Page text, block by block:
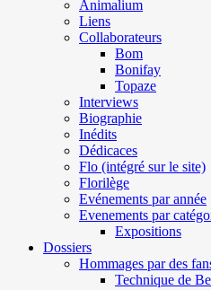
Animalium
Liens
Collaborateurs
Bom
Bonifay
Topaze
Interviews
Biographie
Inédits
Dédicaces
Flo (intégré sur le site)
Florilège
Evénements par année
Evenements par
Expositions
Dossiers
Hommages par des
Technique de